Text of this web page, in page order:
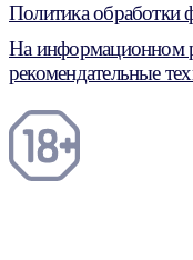
Политика обработки
На информационном
рекомендательные